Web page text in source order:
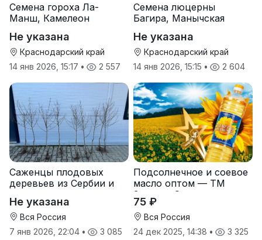
Семена гороха Ла-
Манш, Камелеон
Не указана
Краснодарский край
14 янв 2026, 15:17 • 2 557
Семена люцерны
Багира, Манычская
Не указана
Краснодарский край
14 янв 2026, 15:15 • 2 604
Саженцы плодовых
деревьев из Сербии и
Не указана
Вся Россия
7 янв 2026, 22:04 • 3 085
Подсолнечное и соевое
масло оптом — ТМ
Золотая Семечка
75 ₽
Вся Россия
24 дек 2025, 14:38 • 3 325